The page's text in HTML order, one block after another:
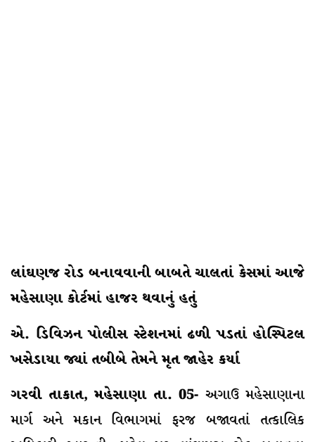
લાંઘણજ રોડ બનાવવાની બાબતે ચાલતાં કેસમાં આજે
મહેસાણા કોર્ટમાં હાજર થવાનું હતું
એ. ડિવિઝન પોલીસ સ્ટેશનમાં ઢળી પડતાં હોસ્પિટલ
ખસેડાયા જ્યાં તબીબે તેમને મૃત જાહેર કર્યા
ગરવી તાકાત, મહેસાણા તા. 05- અગાઉ મહેસાણાના
માર્ગ અને મકાન વિભાગમાં ફરજ બજાવતાં તત્કાલિક